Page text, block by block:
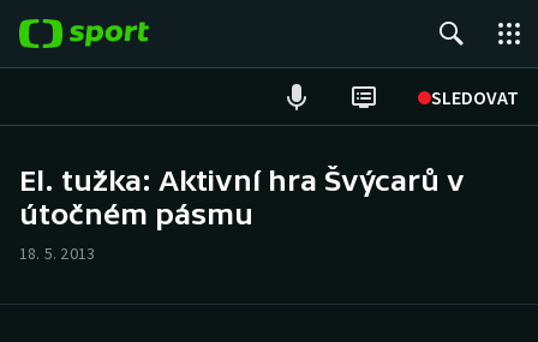
SLEDOVAT
Hokej
El. tužka: Aktivní hra Švýcarů v
útočném pásmu
18. 5. 2013